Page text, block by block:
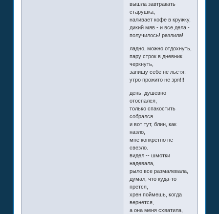
вышла завтракать
старушка,
наливает кофе в кружку,
дикий мяв - и все дела -
получилось! разлила!
ладно, можно отдохнуть,
пару строк в дневник
черкнуть,
запишу себе не льстя:
утро прожито не зря!!!
день. душевно
отоспался,
только спакостить
собрался
и вот тут, блин, как
назло,
мне конкретно не
свезло.
видел -- шмотки
надевала,
рыло все размалевала,
думал, что куда-то
прется,
хрен поймешь, когда
вернется,
а она меня схватила,